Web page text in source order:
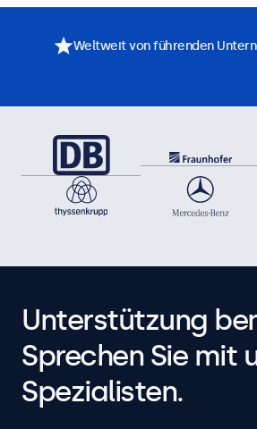
Weltweit von führenden
Unterstützung
Sprechen Sie mit
Spezialisten.